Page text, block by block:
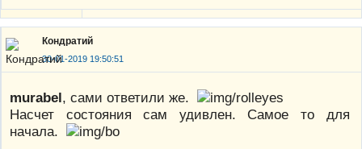
Кондратий
30-01-2019 19:50:51
murabel, сами ответили же.
Насчет состояния сам удивлен. Самое то для
начала.